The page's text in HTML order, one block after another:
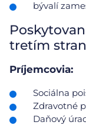
bývalí
tretím
Príjemcovia:
Sociálna
Zdravotné
Daňový